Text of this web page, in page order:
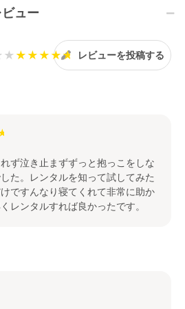
ュー
レビューを投稿する
ず泣き止まずずっと抱っこをしな
た。レンタルを知って試してみた
ですんなり寝てくれて非常に助か
レンタルすれば良かったです。